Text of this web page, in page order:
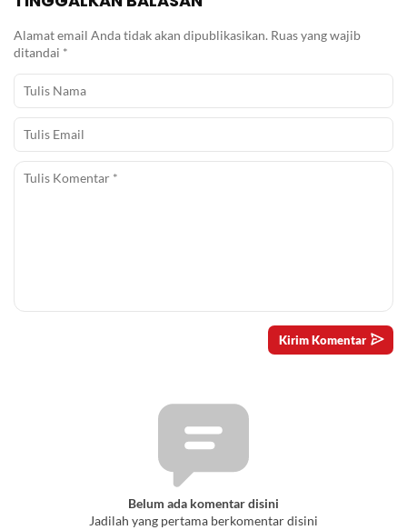
Alamat email Anda tidak akan dipublikasikan. Ruas yang wajib
ditandai *
Belum ada komentar disini
Jadilah yang pertama berkomentar disini